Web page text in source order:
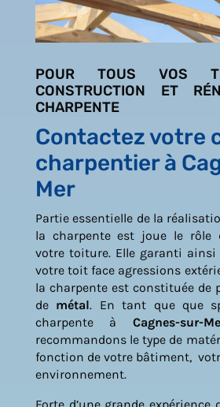
POUR TOUS VOS
CONSTRUCTION ET
CHARPENTE
Contactez votre
charpentier à
Mer
Partie essentielle de la
la charpente est joue le rôle
votre toiture. Elle garanti ainsi
votre toit face agressions
la charpente est constituée de
de métal. En tant que que
charpente à Cagnes-sur-
recommandons le type de
fonction de votre bâtiment,
environnement.